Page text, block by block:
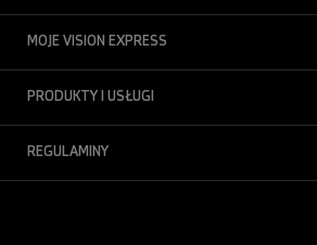
MOJE VISION EXPRESS
PRODUKTY I USŁUGI
REGULAMINY